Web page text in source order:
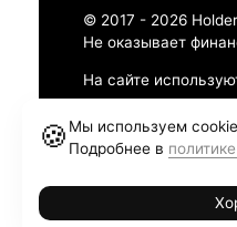
© 2017 - 2026
Не оказывает
На сайте
Политика
Правила
🍪 Мы используем
Подробнее в